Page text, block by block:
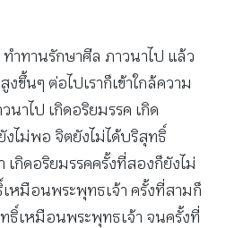
ำทานรักษาศีล ภาวนาไป แล้ว
งขึ้นๆ ต่อไปเราก็เข้าใกล้ความ
าไป เกิดอริยมรรค เกิด
ไม่พอ จิตยังไม่ได้บริสุทธิ์
เกิดอริยมรรคครั้งที่สองก็ยังไม่
หมือนพระพุทธเจ้า ครั้งที่สามก็
ธิ์เหมือนพระพุทธเจ้า จนครั้งที่